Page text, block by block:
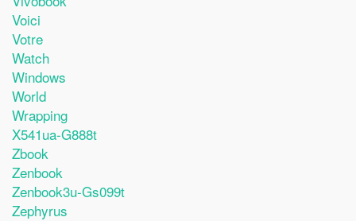
Voici
Votre
Watch
Windows
World
Wrapping
X541ua-G888t
Zbook
Zenbook
Zenbook3u-Gs099t
Zephyrus